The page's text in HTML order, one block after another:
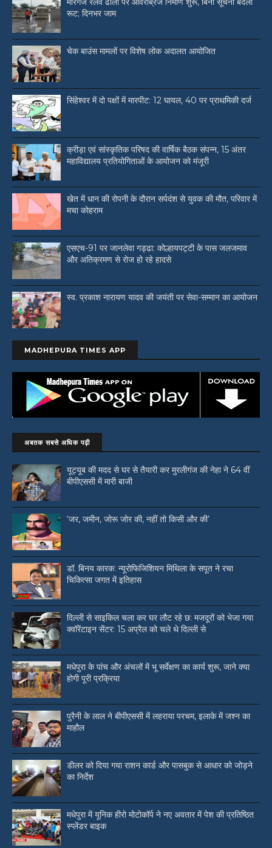
रूट; दिनभर जाम
चेक बाउंस मामलों पर विशेष लोक अदालत आयोजित
सिंहेश्वर में दो पक्षों में मारपीट: 12 घायल, 40 पर प्राथमिकी दर्ज
क्रीड़ा एवं सांस्कृतिक परिषद की वार्षिक बैठक संपन्न, 15 अंतर
महाविद्यालय प्रतियोगिताओं के आयोजन को मंजूरी
खेत में धान की रोपनी के दौरान सर्पदंश से युवक की मौत, परिवार में
मचा कोहराम
एसएच-91 पर जानलेवा गड्ढा: कोल्हायपट्टी के पास जलजमाव
और अतिक्रमण से रोज हो रहे हादसे
स्व. प्रकाश नारायण यादव की जयंती पर सेवा-सम्मान का आयोजन
MADHEPURA TIMES APP
अबतक सबसे अधिक पढ़ी
यूट्यूब की मदद से घर से तैयारी कर मुरलीगंज की नेहा ने 64 वीं
बीपीएससी में मारी बाजी
‘जर, जमीन, जोरू जोर की, नहीं तो किसी और की’
डॉ. बिनय कारक: न्यूरोफिजिशियन मिथिला के सपूत ने रचा
चिकित्सा जगत में इतिहास
दिल्ली से साइकिल चला कर घर लौट रहे छ: मजदूरों को भेजा गया
क्वॉरेंटाइन सेंटर: 15 अप्रैल को चले थे दिल्ली से
मधेपुरा के पांच और अंचलों में भू सर्वेक्षण का कार्य शुरू, जाने क्या
होगी पूरी प्रक्रिया
पुरैनी के लाल ने बीपीएससी में लहराया परचम, इलाके में जश्न का
माहौल
डीलर को दिया गया राशन कार्ड और पासबुक से आधार को जोड़ने
का निर्देश
मधेपुरा में यूनिक हीरो मोटोकॉर्प ने नए अवतार में पेश की प्रतिष्ठित
स्प्लेंडर बाइक